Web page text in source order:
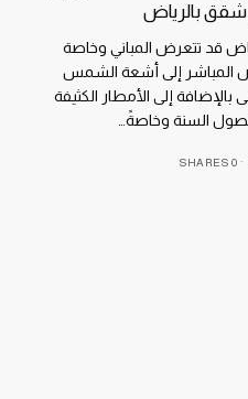
شقق بالرياض
قد تتعرض المباني وخاصة
المباشر إلى أشعة الشمس
بالإضافة إلى الأمطار الكثيفة
فصول السنة وخاصةً…
0 SHARES